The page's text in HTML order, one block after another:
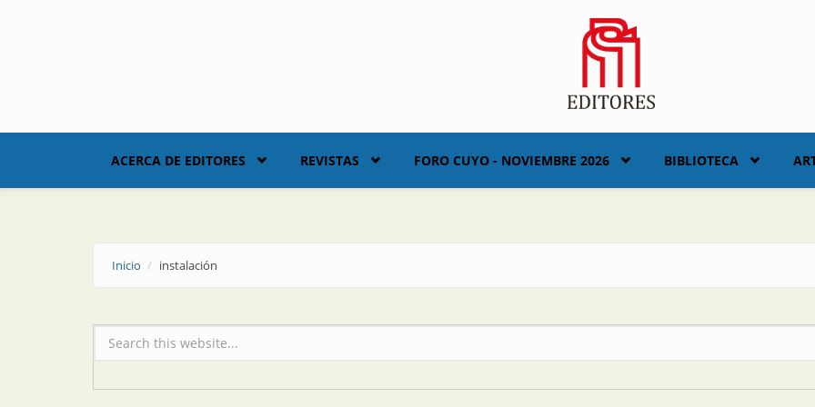
ACERCA DE EDITORES REVISTAS FORO CUYO - NOVIEMBRE 2026 BIBLIOTECA
Inicio instalación
Formulario de búsqueda